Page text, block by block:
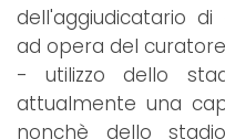
dell'aggiudicatario
ad opera del curatore
- utilizzo dello
attualmente una
nonchè dello